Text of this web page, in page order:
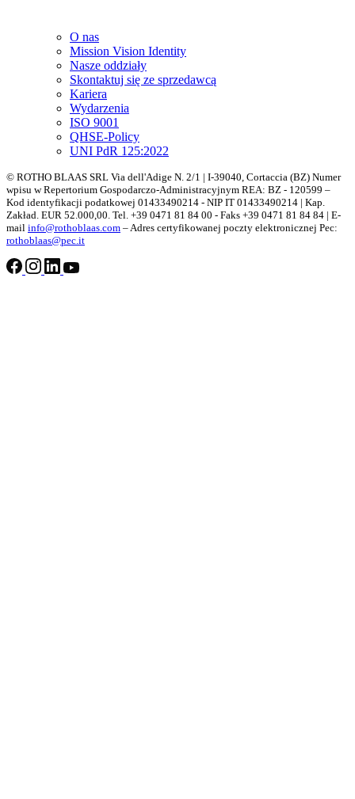
O nas
Mission Vision Identity
Nasze oddziały
Skontaktuj się ze sprzedawcą
Kariera
Wydarzenia
ISO 9001
QHSE-Policy
UNI PdR 125:2022
© ROTHO BLAAS SRL Via dell'Adige N. 2/1 | I-39040, Cortaccia (BZ) Numer
wpisu w Repertorium Gospodarczo-Administracyjnym REA: BZ - 120599 –
Kod identyfikacji podatkowej 01433490214 - NIP IT 01433490214 | Kap.
Zakład. EUR 52.000,00. Tel. +39 0471 81 84 00 - Faks +39 0471 81 84 84 | E-
mail info@rothoblaas.com – Adres certyfikowanej poczty elektronicznej Pec:
rothoblaas@pec.it